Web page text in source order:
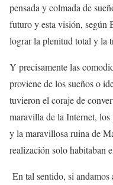
pensada y colmada de
futuro y esta visión, según
lograr la plenitud total y la
Y precisamente las
proviene de los sueños o
tuvieron el coraje de
maravilla de la Internet,
y la maravillosa ruina de
realización solo habitaban
En tal sentido, si